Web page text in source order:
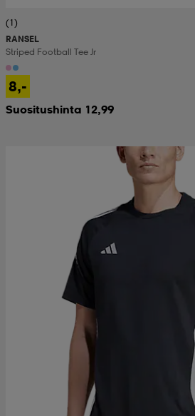
(1)
RANSEL
Striped Football Tee Jr
8,-
Suositushinta 12,99